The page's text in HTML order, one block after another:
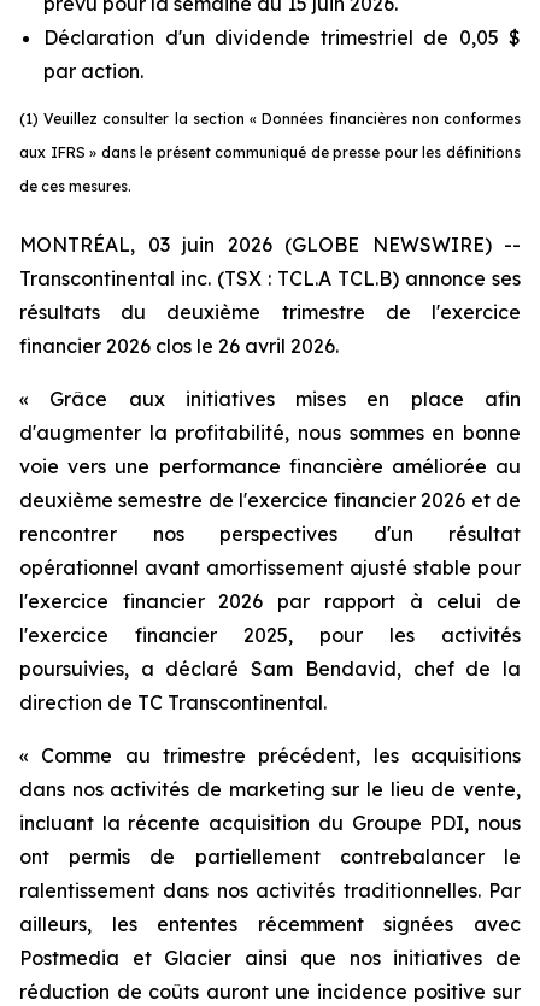
Déclaration d'un dividende trimestriel de 0,05 $
par action.
(1) Veuillez consulter la section « Données financières non conformes
aux IFRS » dans le présent communiqué de presse pour les définitions
de ces mesures.
MONTRÉAL, 03 juin 2026 (GLOBE NEWSWIRE) --
Transcontinental inc. (TSX : TCL.A TCL.B) annonce ses
résultats du deuxième trimestre de l'exercice
financier 2026 clos le 26 avril 2026.
« Grâce aux initiatives mises en place afin
d'augmenter la profitabilité, nous sommes en bonne
voie vers une performance financière améliorée au
deuxième semestre de l'exercice financier 2026 et de
rencontrer nos perspectives d'un résultat
opérationnel avant amortissement ajusté stable pour
l'exercice financier 2026 par rapport à celui de
l'exercice financier 2025, pour les activités
poursuivies, a déclaré Sam Bendavid, chef de la
direction de TC Transcontinental.
« Comme au trimestre précédent, les acquisitions
dans nos activités de marketing sur le lieu de vente,
incluant la récente acquisition du Groupe PDI, nous
ont permis de partiellement contrebalancer le
ralentissement dans nos activités traditionnelles. Par
ailleurs, les ententes récemment signées avec
Postmedia et Glacier ainsi que nos initiatives de
réduction de coûts auront une incidence positive sur